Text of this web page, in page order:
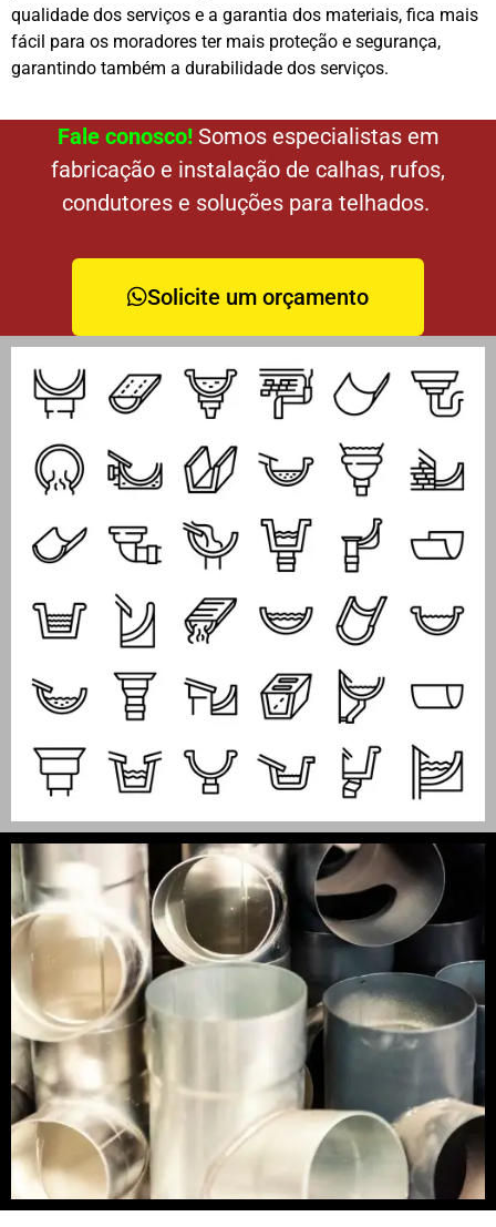
qualidade dos serviços e a garantia dos materiais, fica mais
fácil para os moradores ter mais proteção e segurança,
garantindo também a durabilidade dos serviços.
Fale conosco! Somos especialistas em
fabricação e instalação de calhas, rufos,
condutores e soluções para telhados.
Solicite um orçamento